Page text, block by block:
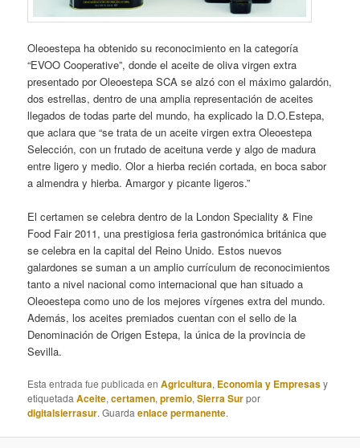
Oleoestepa ha obtenido su reconocimiento en la categoría
“EVOO Cooperative”, donde el aceite de oliva virgen extra
presentado por Oleoestepa SCA se alzó con el máximo galardón,
dos estrellas, dentro de una amplia representación de aceites
llegados de todas parte del mundo, ha explicado la D.O.Estepa,
que aclara que “se trata de un aceite virgen extra Oleoestepa
Selección, con un frutado de aceituna verde y algo de madura
entre ligero y medio. Olor a hierba recién cortada, en boca sabor
a almendra y hierba. Amargor y picante ligeros.”
El certamen se celebra dentro de la London Speciality & Fine
Food Fair 2011, una prestigiosa feria gastronómica británica que
se celebra en la capital del Reino Unido. Estos nuevos
galardones se suman a un amplio currículum de reconocimientos
tanto a nivel nacional como internacional que han situado a
Oleoestepa como uno de los mejores vírgenes extra del mundo.
Además, los aceites premiados cuentan con el sello de la
Denominación de Origen Estepa, la única de la provincia de
Sevilla.
Esta entrada fue publicada enAgricultura, Economia y Empresasy
etiquetadaAceite,certamen,premio,Sierra Surpor
digitalsierrasur. Guardaenlace permanente.